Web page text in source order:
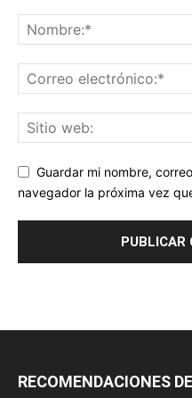
Guardar mi nombre,
navegador la próxima vez
RECOMENDACIONES